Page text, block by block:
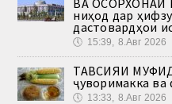
ниҳод дар
дастовардҳои
🕔 15:39, 8.Авг 2026
ТАВСИЯИ
ҷуворимакка
🕔 13:33, 8.Авг 2026